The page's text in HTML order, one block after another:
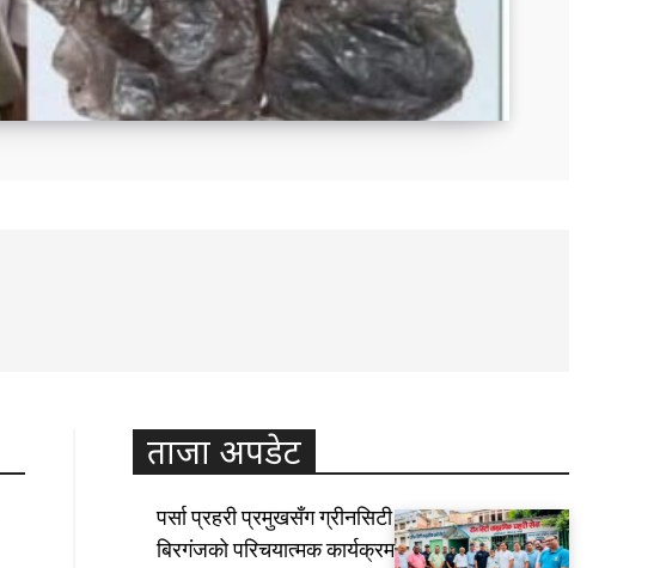
ताजा अपडेट
पर्सा प्रहरी प्रमुखसँग ग्रीनसिटी
बिरगंजको परिचयात्मक कार्यक्रम